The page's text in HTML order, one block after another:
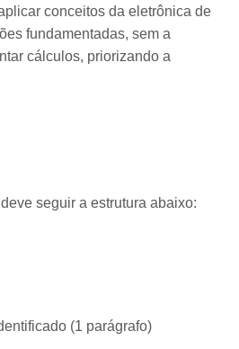
conceitos da eletrônica de
fundamentadas, sem a
cálculos, priorizando a
seguir a estrutura abaixo:
(1 parágrafo)